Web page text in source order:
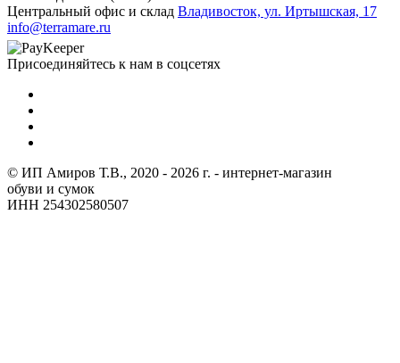
Центральный офис и склад Владивосток, ул. Иртышская, 17
info@terramare.ru
Присоединяйтесь к нам в соцсетях
© ИП Амиров Т.В., 2020 - 2026 г. - интернет-магазин
обуви и сумок
ИНН 254302580507